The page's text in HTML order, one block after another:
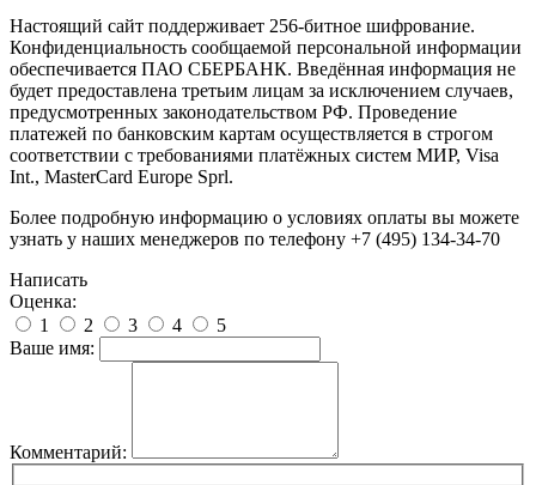
Настоящий сайт поддерживает 256-битное шифрование.
Конфиденциальность сообщаемой персональной информации
обеспечивается ПАО СБЕРБАНК. Введённая информация не
будет предоставлена третьим лицам за исключением случаев,
предусмотренных законодательством РФ. Проведение
платежей по банковским картам осуществляется в строгом
соответствии с требованиями платёжных систем МИР, Visa
Int., MasterCard Europe Sprl.
Более подробную информацию о условиях оплаты вы можете
узнать у наших менеджеров по телефону +7 (495) 134-34-70
Написать
Оценка:
1
2 3 4
5
Ваше имя:
Комментарий: